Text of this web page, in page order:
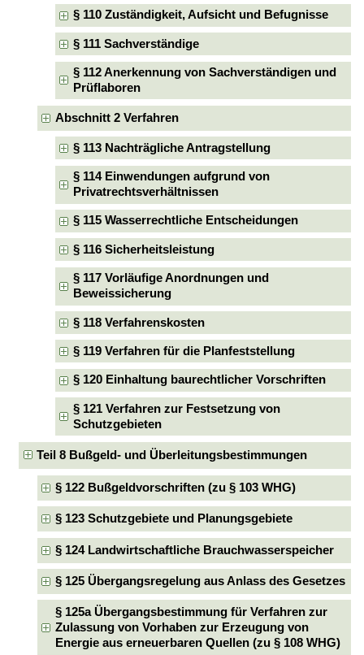
§ 110 Zuständigkeit, Aufsicht und Befugnisse
§ 111 Sachverständige
§ 112 Anerkennung von Sachverständigen und
Prüflaboren
Abschnitt 2 Verfahren
§ 113 Nachträgliche Antragstellung
§ 114 Einwendungen aufgrund von
Privatrechtsverhältnissen
§ 115 Wasserrechtliche Entscheidungen
§ 116 Sicherheitsleistung
§ 117 Vorläufige Anordnungen und
Beweissicherung
§ 118 Verfahrenskosten
§ 119 Verfahren für die Planfeststellung
§ 120 Einhaltung baurechtlicher Vorschriften
§ 121 Verfahren zur Festsetzung von
Schutzgebieten
Teil 8 Bußgeld- und Überleitungsbestimmungen
§ 122 Bußgeldvorschriften (zu § 103 WHG)
§ 123 Schutzgebiete und Planungsgebiete
§ 124 Landwirtschaftliche Brauchwasserspeicher
§ 125 Übergangsregelung aus Anlass des Gesetzes
§ 125a Übergangsbestimmung für Verfahren zur
Zulassung von Vorhaben zur Erzeugung von
Energie aus erneuerbaren Quellen (zu § 108 WHG)